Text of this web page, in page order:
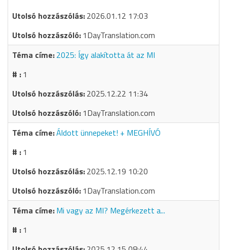
2026.01.12 17:03
1DayTranslation.com
2025: Így alakította át az MI
1
2025.12.22 11:34
1DayTranslation.com
Áldott ünnepeket! + MEGHÍVÓ
1
2025.12.19 10:20
1DayTranslation.com
Mi vagy az MI? Megérkezett a...
1